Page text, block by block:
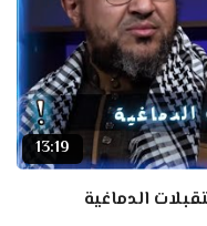
13:19
الدماغية